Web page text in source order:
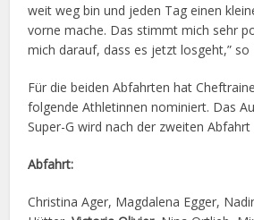
weit weg bin und jeden Tag einen
vorne mache. Das stimmt mich sehr
mich darauf, dass es jetzt losgeht,” so
Für die beiden Abfahrten hat
folgende Athletinnen nominiert. Das
Super-G wird nach der zweiten
Abfahrt:
Christina Ager, Magdalena Egger,